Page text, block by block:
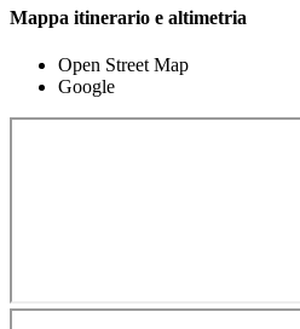
Mappa itinerario e altimetria
Open Street Map
Google